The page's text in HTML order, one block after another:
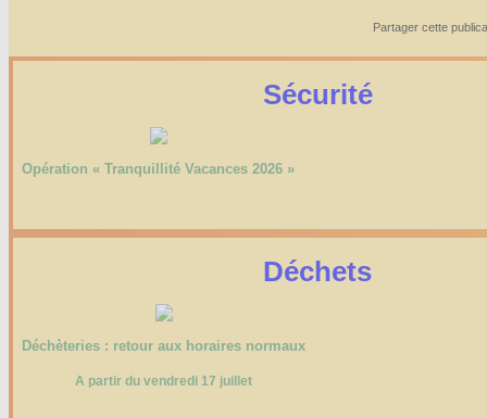
Partager cette
Sécurité
Opération « Tranquillité Vacances 2026 »
Déchets
Déchèteries : retour aux horaires normaux
A partir du vendredi 17 juillet